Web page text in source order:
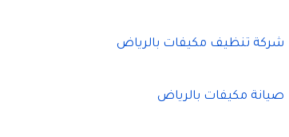
شركة تنظيف مكيفات بالرياض
صيانة مكيفات بالرياض